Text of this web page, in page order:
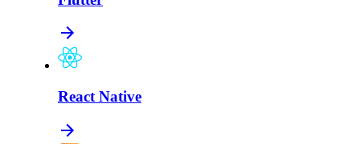
React Native